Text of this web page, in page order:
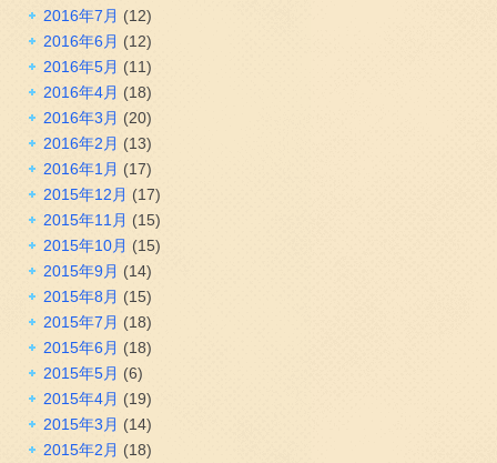
2016年7月 (12)
2016年6月 (12)
2016年5月 (11)
2016年4月 (18)
2016年3月 (20)
2016年2月 (13)
2016年1月 (17)
2015年12月 (17)
2015年11月 (15)
2015年10月 (15)
2015年9月 (14)
2015年8月 (15)
2015年7月 (18)
2015年6月 (18)
2015年5月 (6)
2015年4月 (19)
2015年3月 (14)
2015年2月 (18)